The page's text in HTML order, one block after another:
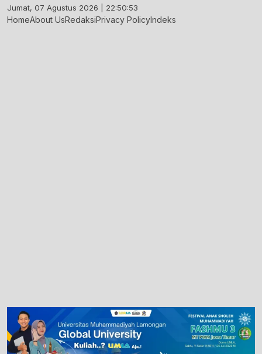
Skip
to
Jumat, 07 Agustus 2026 | 22:50:54
HomeAbout UsRedaksiPrivacy PolicyIndeks